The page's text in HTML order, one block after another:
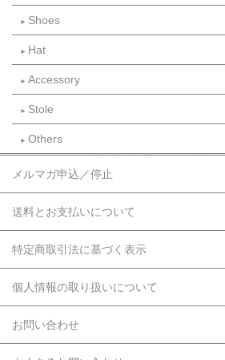
► Shoes
► Hat
► Accessory
► Stole
► Others
メルマガ申込／停止
送料とお支払いについて
特定商取引法に基づく表示
個人情報の取り扱いについて
お問い合わせ